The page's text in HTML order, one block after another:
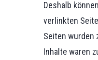
Deshalb
verlinkten
Seiten wurden
Inhalte waren